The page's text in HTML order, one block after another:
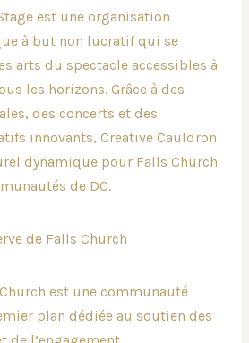
est une organisation
à but non lucratif qui se
arts du spectacle accessibles à
les horizons. Grâce à des
des concerts et des
innovants, Creative Cauldron
dynamique pour Falls Church
de DC.
de Falls Church
est une communauté
plan dédiée au soutien des